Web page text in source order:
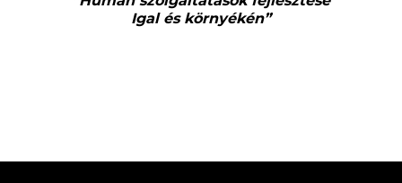
Igal és környékén”